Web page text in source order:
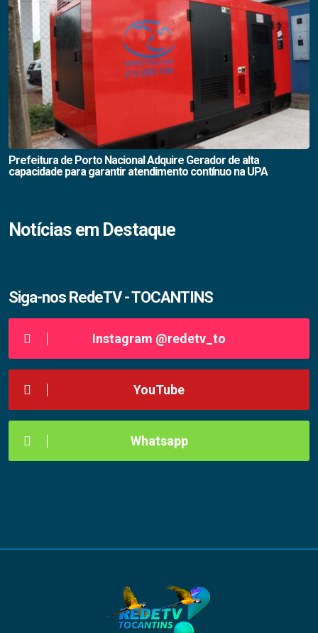
Prefeitura de Porto Nacional Adquire Gerador de alta
capacidade para garantir atendimento contínuo na UPA
Notícias em Destaque
Siga-nos RedeTV - TOCANTINS
Instagram @redetv_to
YouTube
Whatsapp